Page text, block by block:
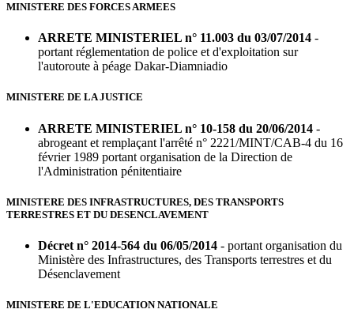
MINISTERE DES FORCES ARMEES
ARRETE MINISTERIEL n° 11.003 du 03/07/2014 -
portant réglementation de police et d'exploitation sur
l'autoroute à péage Dakar-Diamniadio
MINISTERE DE LA JUSTICE
ARRETE MINISTERIEL n° 10-158 du 20/06/2014 -
abrogeant et remplaçant l'arrêté n° 2221/MINT/CAB-4 du 16
février 1989 portant organisation de la Direction de
l'Administration pénitentiaire
MINISTERE DES INFRASTRUCTURES, DES TRANSPORTS
TERRESTRES ET DU DESENCLAVEMENT
Décret n° 2014-564 du 06/05/2014 - portant organisation du
Ministère des Infrastructures, des Transports terrestres et du
Désenclavement
MINISTERE DE L'EDUCATION NATIONALE